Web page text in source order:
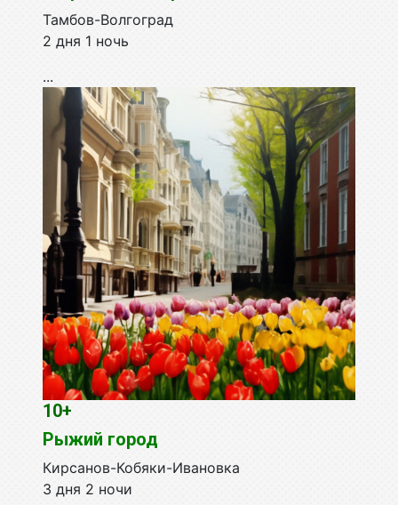
Тамбов-Волгоград
2 дня 1 ночь
...
10+
Рыжий город
Кирсанов-Кобяки-Ивановка
3 дня 2 ночи